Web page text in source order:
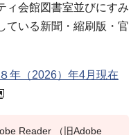
ィ会館図書室並びにすみ
ている新聞・縮刷版・官
年（2026）年4月現在
Reader （旧Adobe